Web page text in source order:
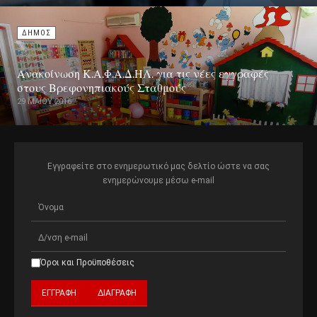
ΔΗΜΟΣ
Ανακοίνωση Κ.Α.Φ.Α.Δ.ΗΛ. για τις νέες εγγραφές
στους Βρεφονηπιακούς Σταθμούς
29 ΜΑΪ́ΟΥ 2016
Εγγραφείτε στο ενημερωτικό μας δελτίο ώστε να σας
ενημερώνουμε μέσω e-mail
Όροι και Προϋποθέσεις